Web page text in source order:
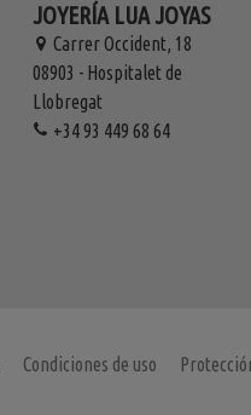
JOYERÍA LUA JOYAS
Carrer Occident, 18
08903 - Hospitalet de
Llobregat
+34 93 449 68 64
Condiciones de uso